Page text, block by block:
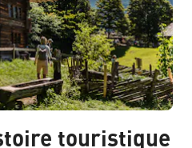
touristique